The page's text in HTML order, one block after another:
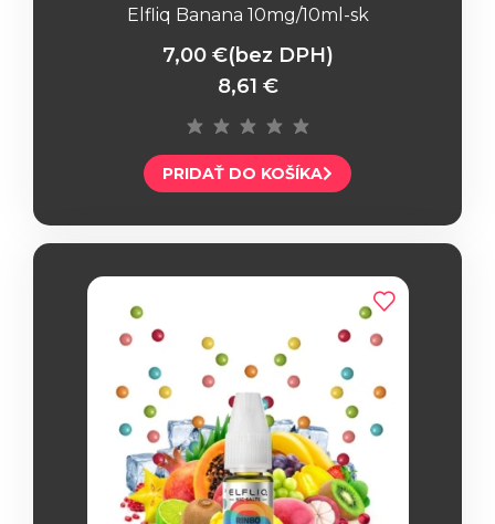
Elfliq Banana 10mg/10ml-sk
7,00 €(bez DPH)
8,61 €
PRIDAŤ DO KOŠÍKA